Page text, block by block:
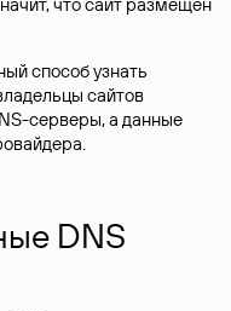
способ узнать
сайтов
серверы, а данные
DNS